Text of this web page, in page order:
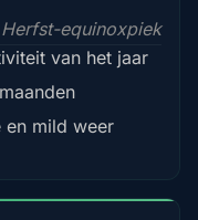
Herfst-equinoxpiek
van het jaar
en mild weer